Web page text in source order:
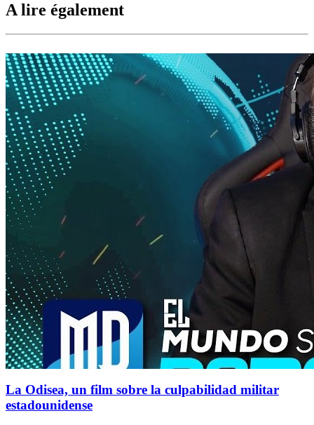
A lire également
La Odisea, un film sobre la culpabilidad militar
estadounidense